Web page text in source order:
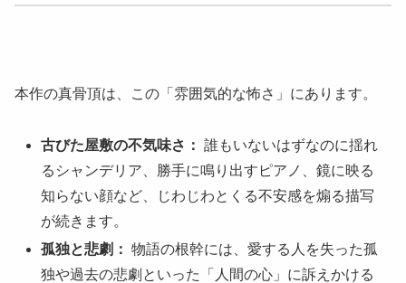
本作の真骨頂は、この「雰囲気的な怖さ」にあります。
古びた屋敷の不気味さ： 誰もいないはずなのに揺れ
るシャンデリア、勝手に鳴り出すピアノ、鏡に映る
知らない顔など、じわじわとくる不安感を煽る描写
が続きます。
孤独と悲劇： 物語の根幹には、愛する人を失った孤
独や過去の悲劇といった「人間の心」に訴えかける